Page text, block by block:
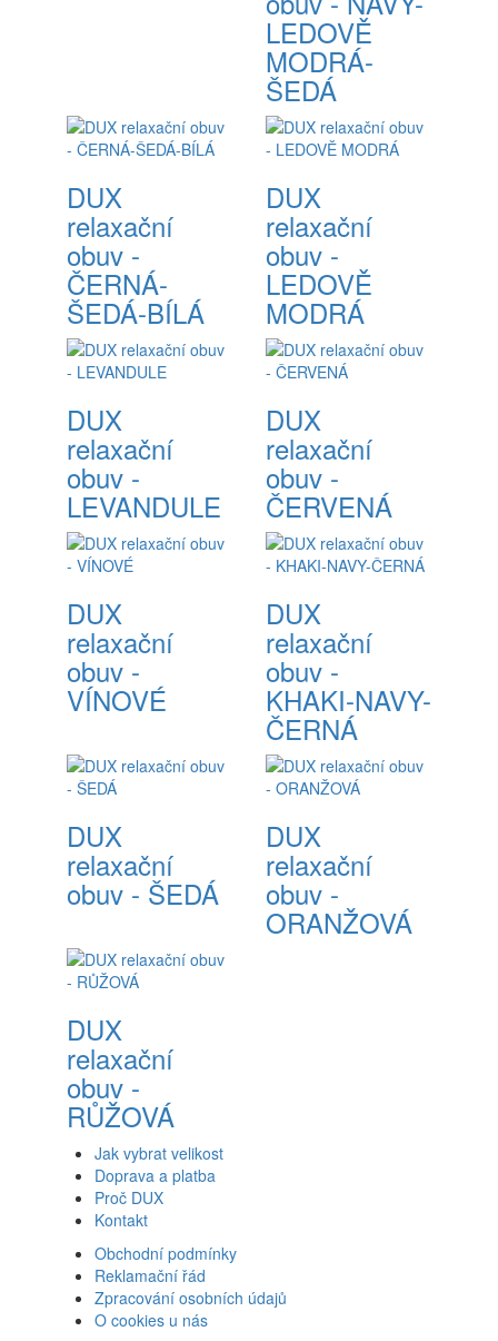
LEDOVĚ
MODRÁ-
ŠEDÁ
DUX
relaxační
obuv -
ČERNÁ-
ŠEDÁ-BÍLÁ
DUX
relaxační
obuv -
LEDOVĚ
MODRÁ
DUX
relaxační
obuv -
LEVANDULE
DUX
relaxační
obuv -
ČERVENÁ
DUX
relaxační
obuv -
VÍNOVÉ
DUX
relaxační
obuv -
KHAKI-NAVY-
ČERNÁ
DUX
relaxační
obuv - ŠEDÁ
DUX
relaxační
obuv -
ORANŽOVÁ
DUX
relaxační
obuv -
RŮŽOVÁ
Jak vybrat velikost
Doprava a platba
Proč DUX
Kontakt
Obchodní podmínky
Reklamační řád
Zpracování osobních údajů
O cookies u nás